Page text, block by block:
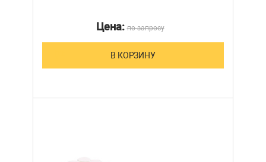
Цена:по запросу
В КОРЗИНУ